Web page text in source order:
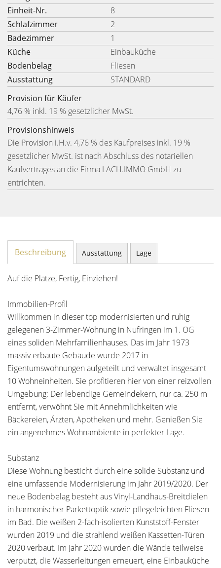
Einheit-Nr.
8
Schlafzimmer
2
Badezimmer
1
Küche
Einbauküche
Bodenbelag
Fliesen
Ausstattung
STANDARD
Provision für Käufer
4,76 % inkl. 19 % gesetzlicher MwSt.
Provisionshinweis
Die Provision i.H.v. 4,76 % des Kaufpreises inkl. 19 %
gesetzlicher MwSt. ist nach Abschluss des notariellen
Kaufvertrages an die Firma LACH.IMMO GmbH zu
entrichten.
Beschreibung Ausstattung Lage
Auf die Plätze, Fertig, Einziehen!
Immobilien-Profil
Willkommen in dieser top modernisierten und ruhig
gelegenen 3-Zimmer-Wohnung in Nufringen im 1. OG
eines soliden Mehrfamilienhauses. Das im Jahr 1973
massiv erbaute Gebäude wurde 2017 in
Eigentumswohnungen aufgeteilt und verwaltet insgesamt
10 Wohneinheiten. Sie profitieren hier von einer reizvollen
Umgebung: Der lebendige Gemeindekern, nur ca. 250 m
entfernt, verwöhnt Sie mit Annehmlichkeiten wie
Bäckereien, Ärzten, Apotheken und mehr. Genießen Sie
ein angenehmes Wohnambiente in perfekter Lage.
Substanz
Diese Wohnung besticht durch eine solide Substanz und
eine umfassende Modernisierung im Jahr 2019/2020. Der
neue Bodenbelag besteht aus Vinyl-Landhaus-Breitdielen
in harmonischer Parkettoptik sowie pflegeleichten Fliesen
im Bad. Die weißen 2-fach-isolierten Kunststoff-Fenster
wurden 2019 und die strahlend weißen Kassetten-Türen
2020 verbaut. Im Jahr 2020 wurden die Wände teilweise
verputzt, die Wasserleitungen erneuert, eine Einbauküche